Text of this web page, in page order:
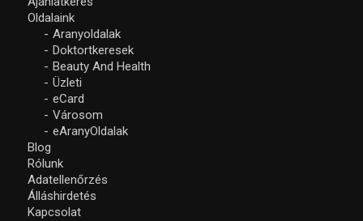
Oldalaink
Aranyoldalak
Doktortkeresek
Beauty And Health
Üzleti
eCard
Városom
eAranyOldalak
Blog
Rólunk
Adatellenőrzés
Álláshirdetés
Kapcsolat